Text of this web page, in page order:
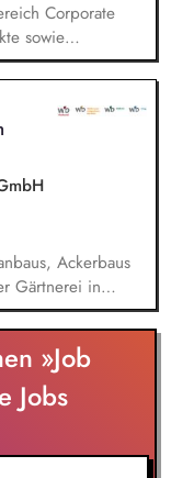
Corporate
sowie
arbeitest du eng
entwickelst
weiter.
von
Trendanalysen:
von
und
und
Ackerbaus
Gärtnerei in
Bio-Anbaus,
Teilnehmenden
und einer
der
und
»Job
Jobs